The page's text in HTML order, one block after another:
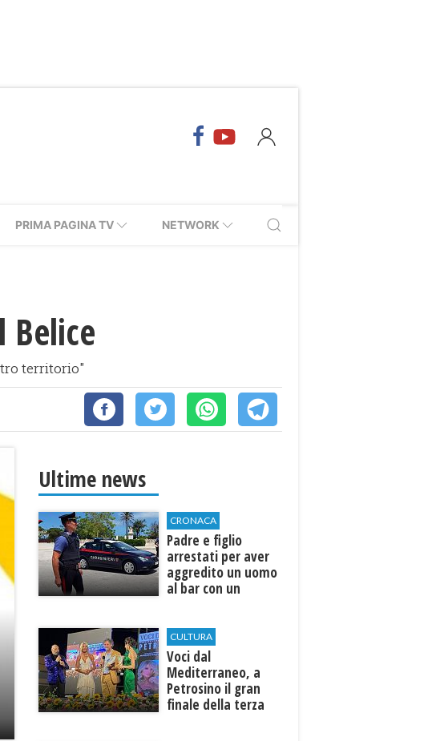
PRIMA PAGINA TV NETWORK
Belice
territorio"
Ultime news
CRONACA
Padre e figlio
arrestati per aver
aggredito un uomo
al bar con un
CULTURA
Voci dal
Mediterraneo, a
Petrosino il gran
finale della terza